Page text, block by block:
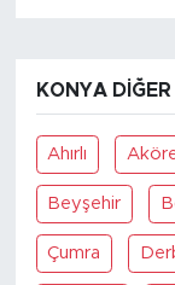
KONYA
Ahırlı
Beyşehir
Çumra